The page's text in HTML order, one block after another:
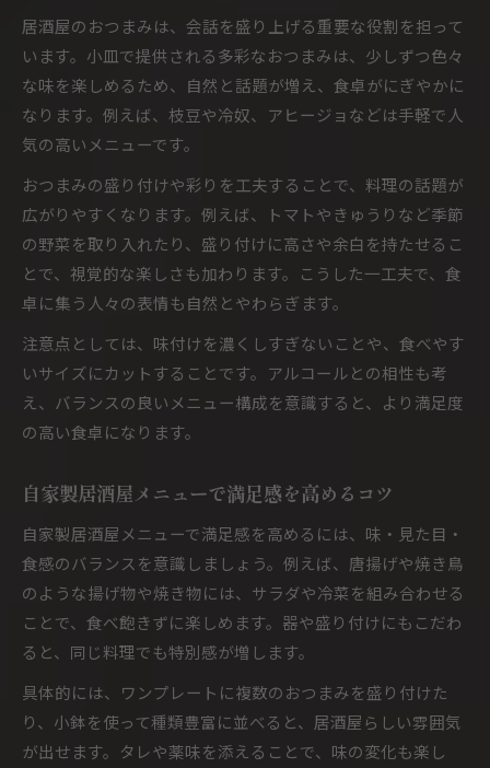
居酒屋のおつまみは、会話を盛り上げる重要な役割を担って
います。小皿で提供される多彩なおつまみは、少しずつ色々
な味を楽しめるため、自然と話題が増え、食卓がにぎやかに
なります。例えば、枝豆や冷奴、アヒージョなどは手軽で人
気の高いメニューです。
おつまみの盛り付けや彩りを工夫することで、料理の話題が
広がりやすくなります。例えば、トマトやきゅうりなど季節
の野菜を取り入れたり、盛り付けに高さや余白を持たせるこ
とで、視覚的な楽しさも加わります。こうした一工夫で、食
卓に集う人々の表情も自然とやわらぎます。
注意点としては、味付けを濃くしすぎないことや、食べやす
いサイズにカットすることです。アルコールとの相性も考
え、バランスの良いメニュー構成を意識すると、より満足度
の高い食卓になります。
自家製居酒屋メニューで満足感を高めるコツ
自家製居酒屋メニューで満足感を高めるには、味・見た目・
食感のバランスを意識しましょう。例えば、唐揚げや焼き鳥
のような揚げ物や焼き物には、サラダや冷菜を組み合わせる
ことで、食べ飽きずに楽しめます。器や盛り付けにもこだわ
ると、同じ料理でも特別感が増します。
具体的には、ワンプレートに複数のおつまみを盛り付けた
り、小鉢を使って種類豊富に並べると、居酒屋らしい雰囲気
が出せます。タレや薬味を添えることで、味の変化も楽し